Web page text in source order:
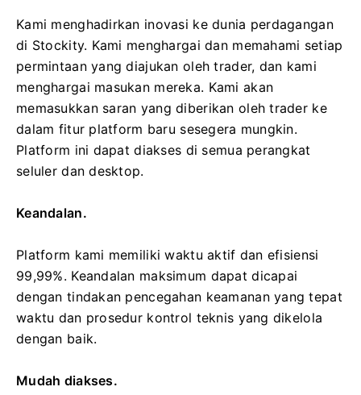
Kami menghadirkan inovasi ke dunia perdagangan
di Stockity. Kami menghargai dan memahami setiap
permintaan yang diajukan oleh trader, dan kami
menghargai masukan mereka. Kami akan
memasukkan saran yang diberikan oleh trader ke
dalam fitur platform baru sesegera mungkin.
Platform ini dapat diakses di semua perangkat
seluler dan desktop.
Keandalan.
Platform kami memiliki waktu aktif dan efisiensi
99,99%. Keandalan maksimum dapat dicapai
dengan tindakan pencegahan keamanan yang tepat
waktu dan prosedur kontrol teknis yang dikelola
dengan baik.
Mudah diakses.